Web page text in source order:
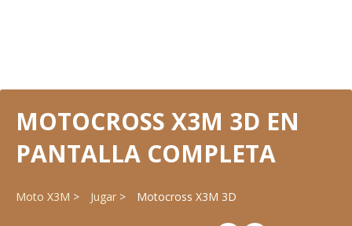
MOTOCROSS X3M 3D EN
PANTALLA COMPLETA
Moto X3M Jugar Motocross X3M 3D